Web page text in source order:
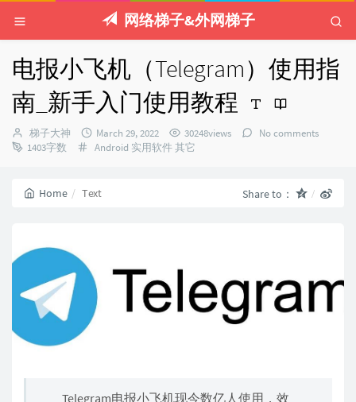
网络梯子&外网梯子
电报小飞机（Telegram）使用指
南_新手入门使用教程
Author：
梯子大神
发
布
March 29, 2022 30248views
No comments
1403字数
Categories：
Android 实用软件其它
Home Text Share to：
Telegram电报小飞机现今数亿人使用，效